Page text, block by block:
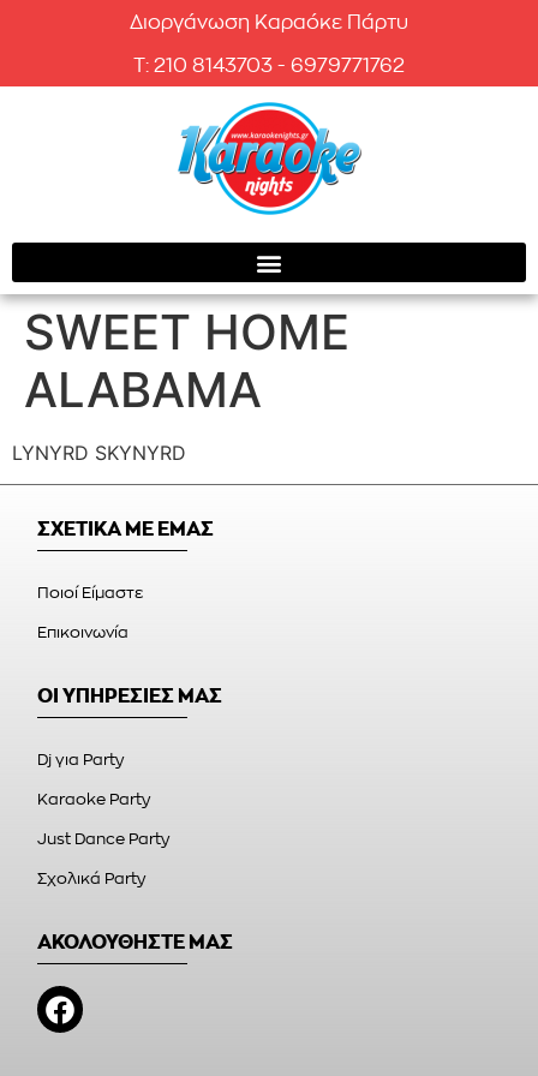
Διοργάνωση Καραόκε Πάρτυ
T: 210 8143703 - 6979771762
SWEET HOME
ALABAMA
LYNYRD SKYNYRD
ΣΧΕΤΙΚΑ ΜΕ ΕΜΑΣ
Ποιοί Είμαστε
Επικοινωνία
ΟΙ ΥΠΗΡΕΣΙΕΣ ΜΑΣ
Dj για Party
Karaoke Party
Just Dance Party
Σχολικά Party
ΑΚΟΛΟΥΘΗΣΤΕ ΜΑΣ